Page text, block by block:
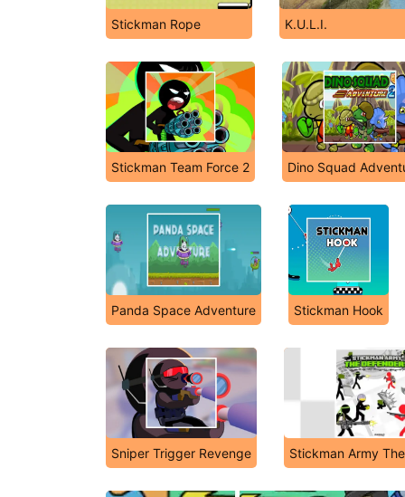
Stickman Rope K.U.L.I.
Stickman Team Force 2 Dino Squad
Panda Space Adventure Stickman Hook
Sniper Trigger Revenge Stickman Army